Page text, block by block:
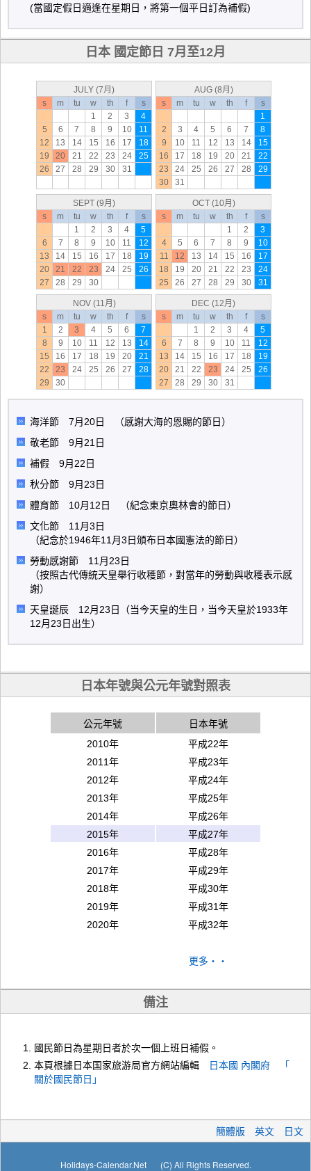
(當國定假日適逢在星期日，將第一個平日訂為補假)
日本 國定節日 7月至12月
JULY (7月)
s
m tu w th f
s
1
2 3
4
5
6 7 8 9 10
11
12
13 14 15 16 17
18
19
20 21 22 23 24
25
26
27 28 29 30 31
AUG (8月)
s
m tu w th f
s
1
2
3 4 5 6 7
8
9
10 11 12 13 14
15
16
17 18 19 20 21
22
23
24 25 26 27 28
29
30
31
SEPT (9月)
s
m tu w th f
s
1
2 3 4
5
6
7 8 9 10 11
12
13
14 15 16 17 18
19
20
21 22 23 24 25
26
27
28 29 30
OCT (10月)
s
m tu w th f
s
1
2
3
4
5 6 7 8 9
10
11
12 13 14 15 16
17
18
19 20 21 22 23
24
25
26 27 28 29 30 31
NOV (11月)
s
m tu w th f
s
1
2 3 4 5 6
7
8
9 10 11 12 13
14
15
16 17 18 19 20
21
22
23 24 25 26 27
28
29
30
DEC (12月)
s
m tu w th f
s
1
2 3 4
5
6
7 8 9 10 11
12
13
14 15 16 17 18
19
20
21 22 23 24 25
26
27
28 29 30 31
海洋節 7月20日 （感謝大海的恩賜的節日）
敬老節 9月21日
補假 9月22日
秋分節 9月23日
體育節 10月12日 （紀念東京奧林會的節日）
文化節 11月3日
（紀念於1946年11月3日頒布日本國憲法的節日）
勞動感謝節 11月23日
（按照古代傳統天皇舉行收穫節，對當年的勞動與收穫表示感
謝）
天皇誕辰 12月23日（当今天皇的生日，当今天皇於1933年
12月23日出生）
日本年號與公元年號對照表
公元年號
日本年號
2010年
平成22年
2011年
平成23年
2012年
平成24年
2013年
平成25年
2014年
平成26年
2015年
平成27年
2016年
平成28年
2017年
平成29年
2018年
平成30年
2019年
平成31年
2020年
平成32年
更多・・
備注
國民節日為星期日者於次一個上班日補假。
本頁根據日本国家旅游局官方網站編輯
日本國 內閣府 「
關於國民節日」
簡體版 英文 日文
Holidays-Calendar.Net (C) All Rights Reserved.